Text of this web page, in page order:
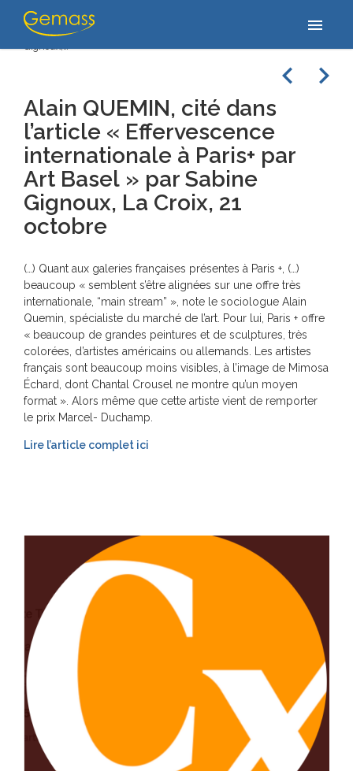
menu
Accueil/Revue de presse
« Effervescence internationale à Paris+ par Art Basel » par Sabine
Gignoux,…
navigate_before navigate_next
Alain QUEMIN, cité dans
l’article « Effervescence
internationale à Paris+ par
Art Basel » par Sabine
Gignoux, La Croix, 21
octobre
(…) Quant aux galeries françaises présentes à Paris +, (…)
beaucoup « semblent s’être alignées sur une offre très
internationale, “main stream” », note le sociologue Alain
Quemin, spécialiste du marché de l’art. Pour lui, Paris + offre
« beaucoup de grandes peintures et de sculptures, très
colorées, d’artistes américains ou allemands. Les artistes
français sont beaucoup moins visibles, à l’image de Mimosa
Échard, dont Chantal Crousel ne montre qu’un moyen
format ». Alors même que cette artiste vient de remporter
le prix Marcel- Duchamp.
Lire l’article complet ici